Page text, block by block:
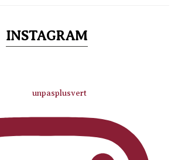
INSTAGRAM
unpasplusvert